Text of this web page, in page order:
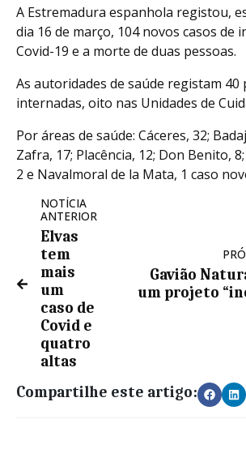
A Estremadura espanhola registou,
dia 16 de março, 104 novos casos de
Covid-19 e a morte de duas pessoas.
As autoridades de saúde registam 40
internadas, oito nas Unidades de
Por áreas de saúde: Cáceres, 32;
Zafra, 17; Placência, 12; Don Benito,
2 e Navalmoral de la Mata, 1 caso
NOTÍCIA
ANTERIOR
Elvas
tem
mais
um
caso de
Covid e
quatro
altas
Gavião
um projeto
Compartilhe este artigo: